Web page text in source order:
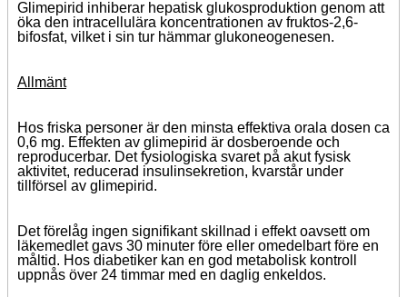
Glimepirid inhiberar hepatisk glukosproduktion genom att
öka den intracellulära koncentrationen av fruktos-2,6-
bifosfat, vilket i sin tur hämmar glukoneogenesen.
Allmänt
Hos friska personer är den minsta effektiva orala dosen ca
0,6 mg. Effekten av glimepirid är dosberoende och
reproducerbar. Det fysiologiska svaret på akut fysisk
aktivitet, reducerad insulinsekretion, kvarstår under
tillförsel av glimepirid.
Det förelåg ingen signifikant skillnad i effekt oavsett om
läkemedlet gavs 30 minuter före eller omedelbart före en
måltid. Hos diabetiker kan en god metabolisk kontroll
uppnås över 24 timmar med en daglig enkeldos.